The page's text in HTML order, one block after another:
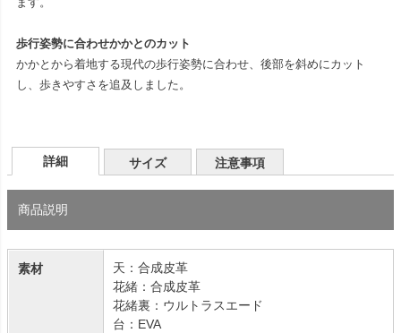
歩行姿勢に合わせかかとのカット
かかとから着地する現代の歩行姿勢に合わせ、後部を斜めにカット
し、歩きやすさを追及しました。
詳細 サイズ 注意事項
商品説明
素材
天：合成皮革
花緒：合成皮革
花緒裏：ウルトラスエード
台：EVA